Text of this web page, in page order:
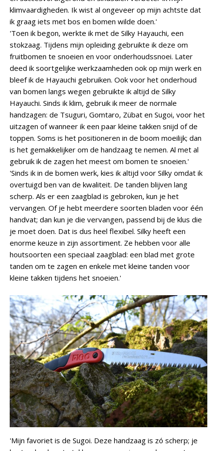
klimvaardigheden. Ik wist al ongeveer op mijn achtste dat
ik graag iets met bos en bomen wilde doen.'
'Toen ik begon, werkte ik met de Silky Hayauchi, een
stokzaag. Tijdens mijn opleiding gebruikte ik deze om
fruitbomen te snoeien en voor onderhoudssnoei. Later
deed ik soortgelijke werkzaamheden ook op mijn werk en
bleef ik de Hayauchi gebruiken. Ook voor het onderhoud
van bomen langs wegen gebruikte ik altijd de Silky
Hayauchi. Sinds ik klim, gebruik ik meer de normale
handzagen: de Tsuguri, Gomtaro, Zübat en Sugoi, voor het
uitzagen of wanneer ik een paar kleine takken snijd of de
toppen. Soms is het positioneren in de boom moeilijk; dan
is het gemakkelijker om de handzaag te nemen. Al met al
gebruik ik de zagen het meest om bomen te snoeien.'
'Sinds ik in de bomen werk, kies ik altijd voor Silky omdat ik
overtuigd ben van de kwaliteit. De tanden blijven lang
scherp. Als er een zaagblad is gebroken, kun je het
vervangen. Of je hebt meerdere soorten bladen voor één
handvat; dan kun je die vervangen, passend bij de klus die
je moet doen. Dat is dus heel flexibel. Silky heeft een
enorme keuze in zijn assortiment. Ze hebben voor alle
houtsoorten een speciaal zaagblad: een blad met grote
tanden om te zagen en enkele met kleine tanden voor
kleine takken tijdens het snoeien.'
'Mijn favoriet is de Sugoi. Deze handzaag is zó scherp; je